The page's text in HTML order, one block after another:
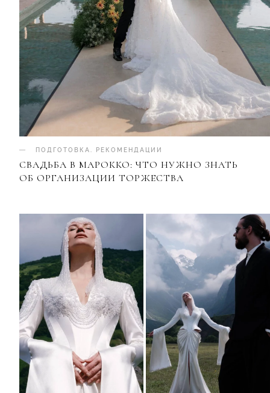
ПОДГОТОВКА РЕКОМЕНДАЦИИ
СВАДЬБА В МАРОККО: ЧТО НУЖНО ЗНАТЬ
ОБ ОРГАНИЗАЦИИ ТОРЖЕСТВА